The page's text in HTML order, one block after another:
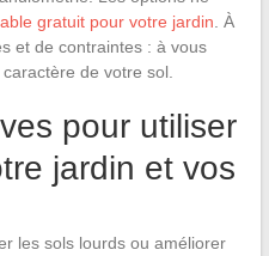
gratuit pour votre jardin . À
et de contraintes : à vous
de votre sol.
pour utiliser
jardin et vos
les sols lourds ou améliorer